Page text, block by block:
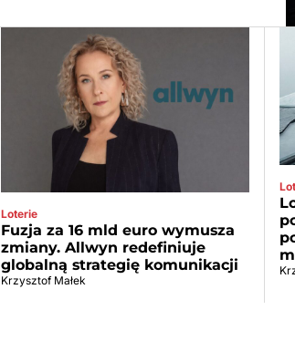
Loterie
Fuzja za 16 mld euro wymusza
zmiany. Allwyn redefiniuje
globalną strategię komunikacji
Krzysztof Małek